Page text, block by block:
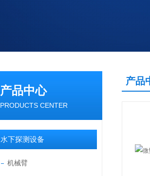
产品中心
PRODUCTS CENTER
水下探测设备
机械臂
产品